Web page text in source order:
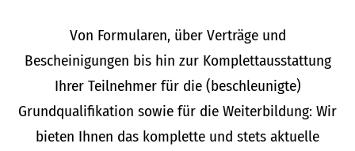
Von Formularen, über Verträge und
Bescheinigungen bis hin zur Komplettausstattung
Ihrer Teilnehmer für die (beschleunigte)
Grundqualifikation sowie für die Weiterbildung: Wir
bieten Ihnen das komplette und stets aktuelle